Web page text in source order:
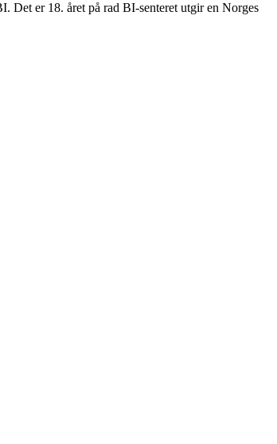
Det er 18. året på rad BI-senteret utgir en Norges